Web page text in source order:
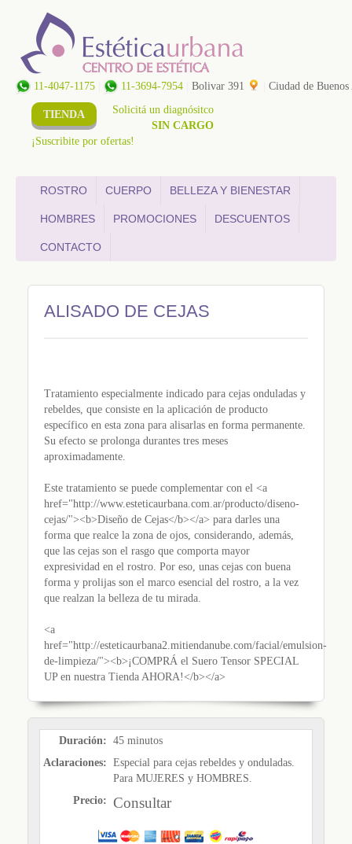
11-4047-1175 11-3694-7954 Bolivar 391 Ciudad de
TIENDA
Solicitá un diagnósitco
SIN CARGO
¡Suscribite por ofertas!
ROSTRO CUERPO BELLEZA Y BIENESTAR
HOMBRES PROMOCIONES DESCUENTOS
CONTACTO
ALISADO DE CEJAS
Tratamiento especialmente indicado para cejas onduladas y
rebeldes, que consiste en la aplicación de producto
específico en esta zona para alisarlas en forma permanente.
Su efecto se prolonga durantes tres meses
aproximadamente.
Este tratamiento se puede complementar con el <a
href="http://www.esteticaurbana.com.ar/producto/diseno-
cejas/"><b>Diseño de Cejas</b></a> para darles una
forma que realce la zona de ojos, considerando, además,
que las cejas son el rasgo que comporta mayor
expresividad en el rostro. Por eso, unas cejas con buena
forma y prolijas son el marco esencial del rostro, a la vez
que realzan la belleza de tu mirada.
<a
href="http://esteticaurbana2.mitiendanube.com/facial/emulsion-
de-limpieza/"><b>¡COMPRÁ el Suero Tensor SPECIAL
UP en nuestra Tienda AHORA!</b></a>
Duración: 45 minutos
Aclaraciones: Especial para cejas rebeldes y onduladas.
Para MUJERES y HOMBRES.
Precio: Consultar